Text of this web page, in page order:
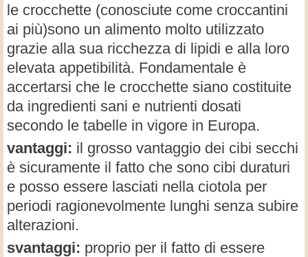
le crocchette (conosciute come croccantini
ai più)sono un alimento molto utilizzato
grazie alla sua ricchezza di lipidi e alla loro
elevata appetibilità. Fondamentale è
accertarsi che le crocchette siano costituite
da ingredienti sani e nutrienti dosati
secondo le tabelle in vigore in Europa.
vantaggi: il grosso vantaggio dei cibi secchi
è sicuramente il fatto che sono cibi duraturi
e posso essere lasciati nella ciotola per
periodi ragionevolmente lunghi senza subire
alterazioni.
svantaggi: proprio per il fatto di essere